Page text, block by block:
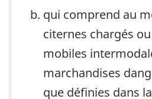
qui comprend au
citernes chargés
mobiles
marchandises
que définies dans la